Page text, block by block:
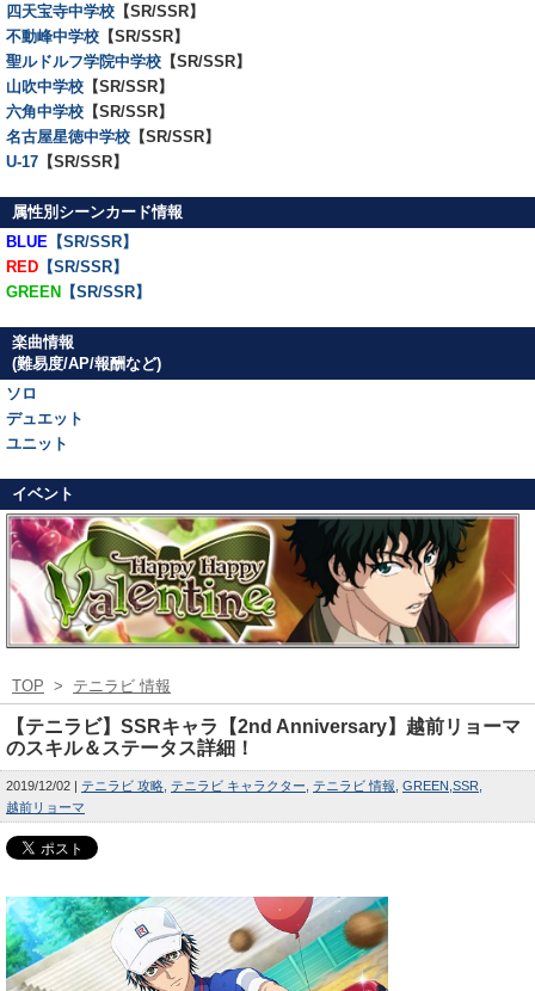
四天宝寺中学校 【SR/SSR】
不動峰中学校 【SR/SSR】
聖ルドルフ学院中学校 【SR/SSR】
山吹中学校 【SR/SSR】
六角中学校 【SR/SSR】
名古屋星徳中学校 【SR/SSR】
U-17 【SR/SSR】
属性別シーンカード情報
BLUE 【SR/SSR】
RED 【SR/SSR】
GREEN 【SR/SSR】
楽曲情報
(難易度/AP/報酬など)
ソロ
デュエット
ユニット
イベント
TOP > テニラビ 情報
【テニラビ】SSRキャラ【2nd Anniversary】越前リョーマ
のスキル＆ステータス詳細！
2019/12/02 テニラビ 攻略 テニラビ キャラクター テニラビ 情報 GREEN SSR
越前リョーマ